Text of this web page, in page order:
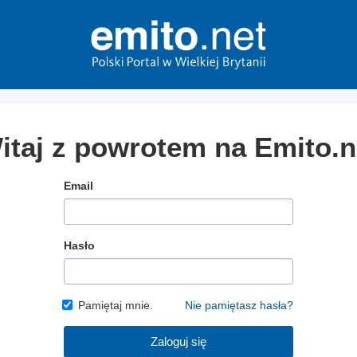
z powrotem na
Email
Hasło
Pamiętaj mnie. Nie pamiętasz hasła?
Zaloguj się